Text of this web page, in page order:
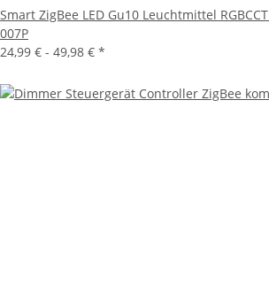
Smart ZigBee LED Gu10 Leuchtmittel
007P
24,99 € - 49,98 € *